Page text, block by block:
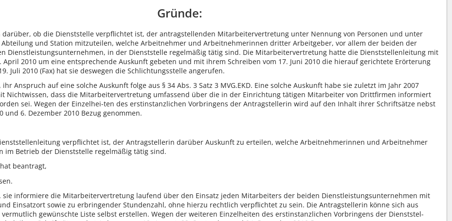
Gründe:
darüber, ob die Dienststelle verpflichtet ist, der antragstellenden Mitarbeitervertretung unter Nennung von Personen und unter
Abteilung und Station mitzuteilen, welche Arbeitnehmer und Arbeitnehmerinnen dritter Arbeitgeber, vor allem der beiden der
Dienstleistungsunternehmen, in der Dienststelle regelmäßig tätig sind. Die Mitarbeitervertretung hatte die Dienststellenleitung mit
April 2010 um eine entsprechende Auskunft gebeten und mit ihrem Schreiben vom 17. Juni 2010 die hierauf gerichtete Erörterung
Juli 2010 (Fax) hat sie deswegen die Schlichtungsstelle angerufen.
Anspruch auf eine solche Auskunft folge aus § 34 Abs. 3 Satz 3 MVG.EKD. Eine solche Auskunft habe sie zuletzt im Jahr 2007
Nichtwissen, dass die Mitarbeitervertretung umfassend über die in der Einrichtung tätigen Mitarbeiter von Drittfirmen informiert
sei. Wegen der Einzelhei-ten des erstinstanzlichen Vorbringens der Antragstellerin wird auf den Inhalt ihrer Schriftsätze nebst
und 6. Dezember 2010 Bezug genommen.
verpflichtet ist, der Antragstellerin darüber Auskunft zu erteilen, welche Arbeitnehmerinnen und Arbeitnehmer
im Betrieb der Dienststelle regelmäßig tätig sind.
beantragt,
sie informiere die Mitarbeitervertretung laufend über den Einsatz jeden Mitarbeiters der beiden Dienstleistungsunternehmen mit
Einsatzort sowie zu erbringender Stundenzahl, ohne hierzu rechtlich verpflichtet zu sein. Die Antragstellerin könne sich aus
gewünschte Liste selbst erstellen. Wegen der weiteren Einzelheiten des erstinstanzlichen Vorbringens der Dienststel-